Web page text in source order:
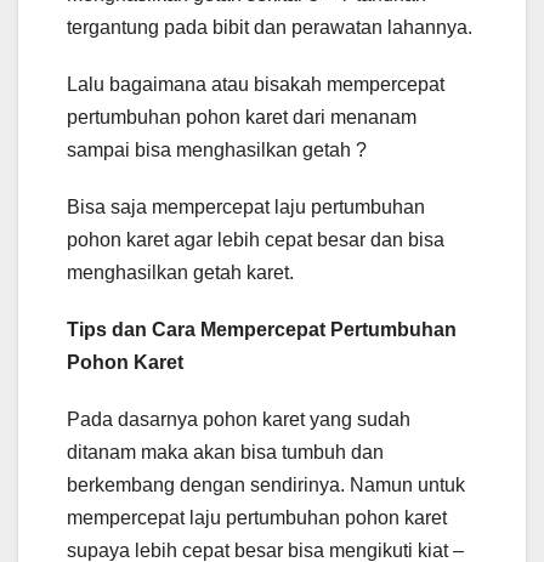
tergantung pada bibit dan perawatan lahannya.
Lalu bagaimana atau bisakah mempercepat
pertumbuhan pohon karet dari menanam
sampai bisa menghasilkan getah ?
Bisa saja mempercepat laju pertumbuhan
pohon karet agar lebih cepat besar dan bisa
menghasilkan getah karet.
Tips dan Cara Mempercepat Pertumbuhan
Pohon Karet
Pada dasarnya pohon karet yang sudah
ditanam maka akan bisa tumbuh dan
berkembang dengan sendirinya. Namun untuk
mempercepat laju pertumbuhan pohon karet
supaya lebih cepat besar bisa mengikuti kiat –